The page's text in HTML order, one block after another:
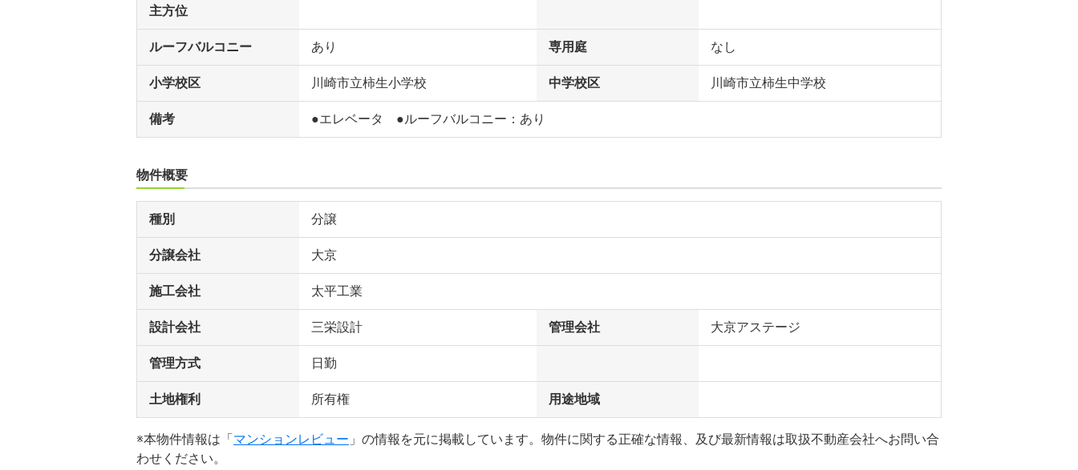
主方位
ルーフバルコニー あり 専用庭 なし
小学校区 川崎市立柿生小学校 中学校区 川崎市立柿生中学校
備考 ●エレベータ ●ルーフバルコニー：あり
物件概要
種別 分譲
分譲会社 大京
施工会社 太平工業
設計会社 三栄設計 管理会社 大京アステージ
管理方式 日勤
土地権利 所有権 用途地域
※本物件情報は「 マンションレビュー 」の情報を元に掲載しています。物件に関する正確な情報、及び最新情報は取扱不動産会社へお問い合
わせください。